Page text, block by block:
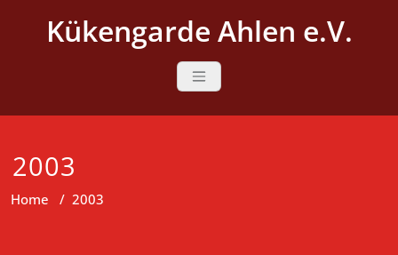
Kükengarde Ahlen e.V.
2003
Home / 2003